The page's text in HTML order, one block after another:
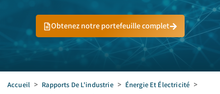
Obtenez notre portefeuille complet
Accueil > Rapports De L'industrie > Énergie Et Électricité >